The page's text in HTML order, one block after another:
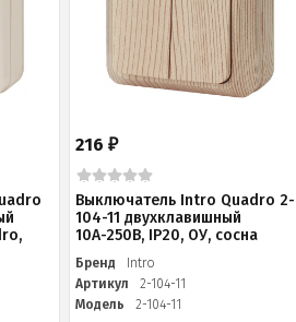
216₽
Выключатель Intro Quadro 2-
104-11 двухклавишный
10А-250В, IP20, ОУ, сосна
Бренд
Intro
Артикул
2-104-11
Модель
2-104-11